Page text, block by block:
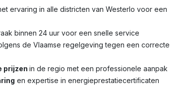
ervaring in alle districten van Westerlo voor een
binnen 24 uur voor een snelle service
de Vlaamse regelgeving tegen een correcte
prijzen in de regio met een professionele aanpak
en expertise in energieprestatiecertificaten